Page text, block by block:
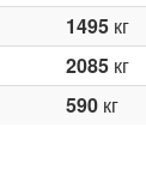
1495 кг
2085 кг
590 кг